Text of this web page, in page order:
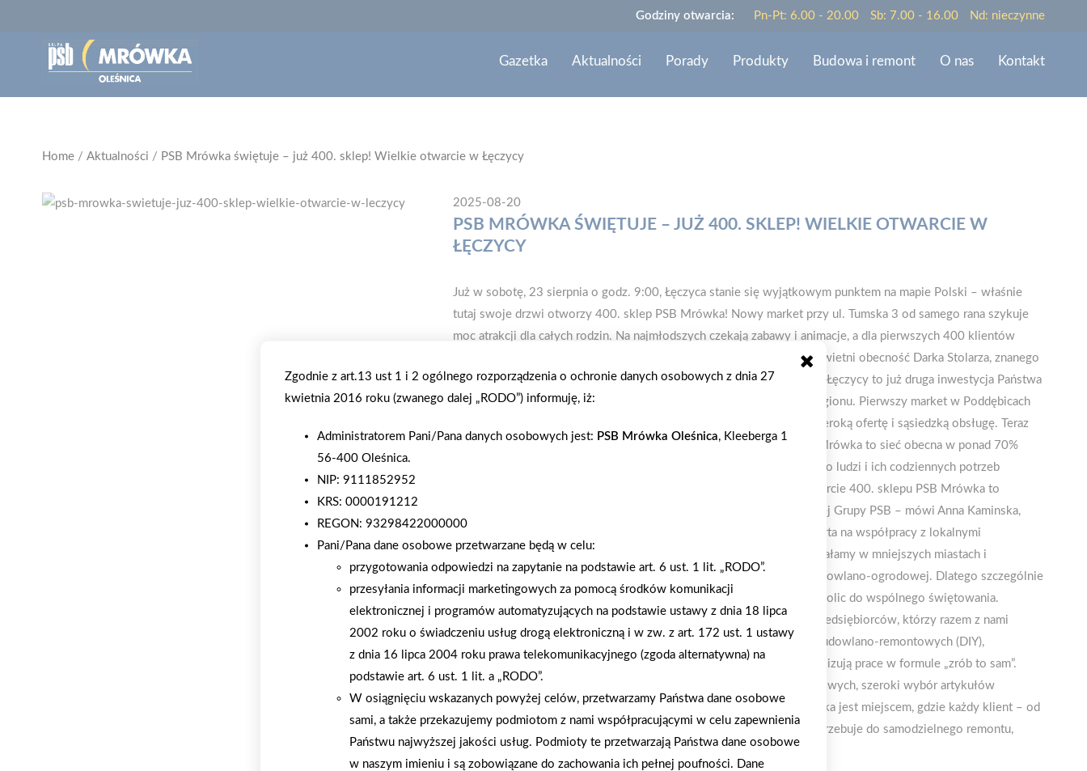
Godziny otwarcia: Pn-Pt: 6.00 - 20.00 Sb: 7.00 - 16.00 Nd: nieczynne
Gazetka Aktualności Porady Produkty Budowa i remont O nas Kontakt
Home / Aktualności / PSB Mrówka świętuje – już 400. sklep! Wielkie otwarcie w Łęczycy
2025-08-20
PSB MRÓWKA ŚWIĘTUJE – JUŻ 400. SKLEP! WIELKIE OTWARCIE W
ŁĘCZYCY
Już w sobotę, 23 sierpnia o godz. 9:00, Łęczyca stanie się wyjątkowym punktem na mapie Polski – właśnie
tutaj swoje drzwi otworzy 400. sklep PSB Mrówka! Nowy market przy ul. Tumska 3 od samego rana szykuje
moc atrakcji dla całych rodzin. Na najmłodszych czekają zabawy i animacje, a dla pierwszych 400 klientów
przygotowano zielony upominek – kwiatka doniczkowego. Całość uświetni obecność Darka Stolarza, znanego
z popularnych programów telewizyjnych. Nowy sklep PSB Mrówka w Łęczycy to już druga inwestycja Państwa
Luźnych – Krzysztofa, Adriana i Huberta /firmy WELES w tej części regionu. Pierwszy market w Poddębicach
od 6 lat cieszy się dużym uznaniem mieszkańców, którzy doceniają szeroką ofertę i sąsiedzką obsługę. Teraz
podobne doświadczenia czekają mieszkańców Łęczycy i okolic. PSB Mrówka to sieć obecna w ponad 70%
polskich powiatów. Jej sklepy powstają zawsze „po sąsiedzku” – blisko ludzi i ich codziennych potrzeb
związanych z budową, remontem czy aranżacją domu i ogrodu. – Otwarcie 400. sklepu PSB Mrówka to
kluczowy punkt w rozwoju naszej sieci i symboliczny moment dla całej Grupy PSB – mówi Anna Kaminska,
Członek Zarządu Grupy PSB Handel S.A. – To dowód, że strategia oparta na współpracy z lokalnymi
przedsiębiorcami naprawdę się sprawdza. Mrówki są blisko ludzi – działamy w mniejszych miastach i
powiatach, tam, gdzie często brakowało dotąd tak szerokiej oferty budowlano-ogrodowej. Dlatego szczególnie
cieszy nas, że możemy zaprosić wszystkich mieszkańców Łęczycy i okolic do wspólnego świętowania.
Wybierając Mrówkę, wspieramy jednocześnie lokalnych i polskich przedsiębiorców, którzy razem z nami
tworzą tę sieć. PSB Mrówka to największa w Polsce sieć marketów budowlano-remontowych (DIY),
skierowana przede wszystkim do klientów indywidualnych, którzy realizują prace w formule „zrób to sam”.
Oferta obejmuje pełen zakres materiałów budowlanych i wykończeniowych, szeroki wybór artykułów
dekoracyjnych, narzędzi i produktów ogrodowych. Dzięki temu Mrówka jest miejscem, gdzie każdy klient – od
majsterkowicza po właściciela ogrodu – znajdzie wszystko, czego potrzebuje do samodzielnego remontu,
aranżacji wnętrz czy pielęgnacji zieleni.
Zgodnie z art.13 ust 1 i 2 ogólnego rozporządzenia o ochronie danych osobowych z dnia 27
kwietnia 2016 roku (zwanego dalej „RODO”) informuję, iż:
Administratorem Pani/Pana danych osobowych jest: PSB Mrówka Oleśnica, Kleeberga 1
56-400 Oleśnica.
NIP: 9111852952
KRS: 0000191212
REGON: 93298422000000
Pani/Pana dane osobowe przetwarzane będą w celu:
przygotowania odpowiedzi na zapytanie na podstawie art. 6 ust. 1 lit. „RODO”.
przesyłania informacji marketingowych za pomocą środków komunikacji
elektronicznej i programów automatyzujących na podstawie ustawy z dnia 18 lipca
2002 roku o świadczeniu usług drogą elektroniczną i w zw. z art. 172 ust. 1 ustawy
z dnia 16 lipca 2004 roku prawa telekomunikacyjnego (zgoda alternatywna) na
podstawie art. 6 ust. 1 lit. a „RODO”.
W osiągnięciu wskazanych powyżej celów, przetwarzamy Państwa dane osobowe
sami, a także przekazujemy podmiotom z nami współpracującymi w celu zapewnienia
Państwu najwyższej jakości usług. Podmioty te przetwarzają Państwa dane osobowe
w naszym imieniu i są zobowiązane do zachowania ich pełnej poufności. Dane